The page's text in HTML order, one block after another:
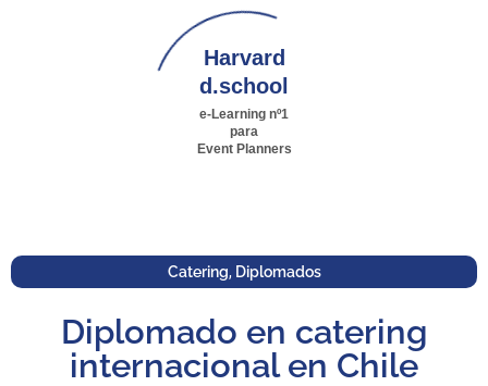
Harvard
d.school
e-Learning nº1
para
Event Planners
Catering, Diplomados
Diplomado en catering
internacional en Chile